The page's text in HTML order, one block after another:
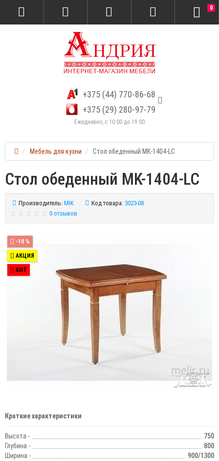
+375 (44) 770-86-68
+375 (29) 280-97-79
Ежедневно, с 10:00 до 19:00
0
Мебель для кухни Стол обеденный MK-1404-LC
Стол обеденный MK-1404-LC
Производитель: MIK Код товара: 3023-08
0 отзывов
-10 %
АКЦИЯ
ХИТ
Краткие характеристики
Высота -
750
Глубина -
800
Ширина -
900/1300